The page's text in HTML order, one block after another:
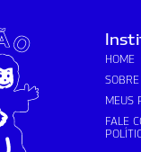
HOME
MEUS
FALE